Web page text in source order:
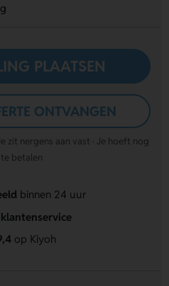
PLAATSEN
ONTVANGEN
zit nergens aan vast · Je hoeft nog
betalen
binnen 24 uur
op Kiyoh